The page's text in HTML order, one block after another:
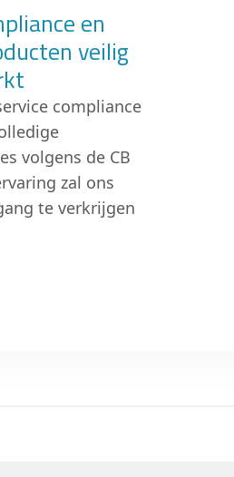
en
veilig
compliance
volgens de CB
zal ons
te verkrijgen